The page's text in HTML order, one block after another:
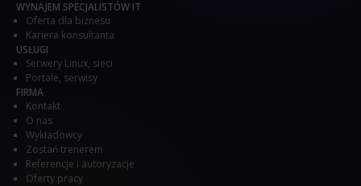
WYNAJEM SPECJALISTÓW IT
Oferta dla biznesu
Kariera konsultanta
USŁUGI
Serwery Linux, sieci
Portale, serwisy
FIRMA
Kontakt
O nas
Wykładowcy
Zostań trenerem
Referencje i autoryzacje
Oferty pracy